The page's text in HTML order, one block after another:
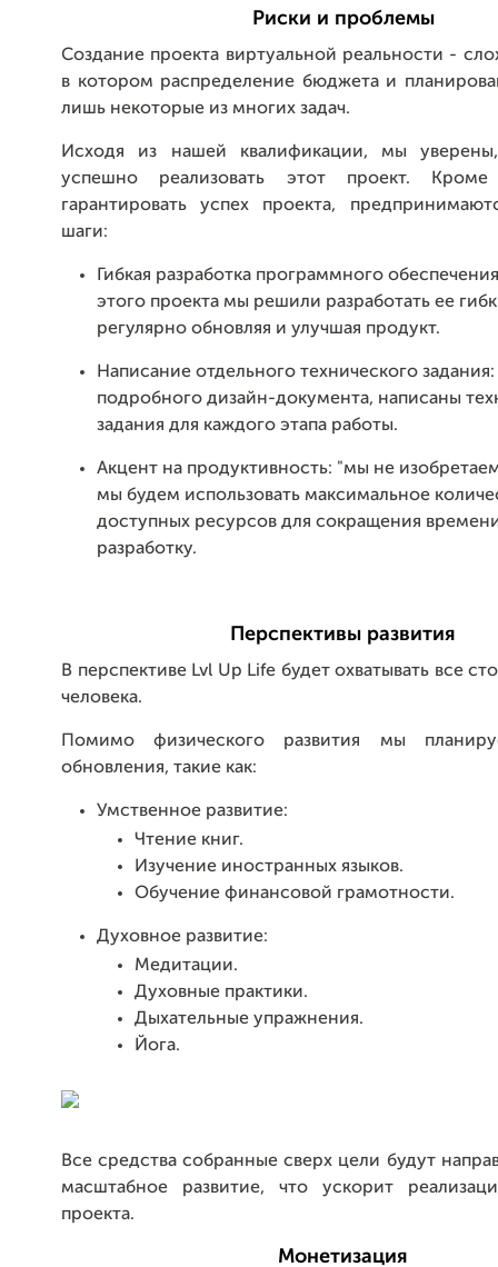
Риски и проблемы
Создание проекта виртуальной реальности -
в котором распределение бюджета и
лишь некоторые из многих задач.
Исходя из нашей квалификации, мы
успешно реализовать этот проект.
гарантировать успех проекта,
шаги:
Гибкая разработка программного
этого проекта мы решили разработать ее
регулярно обновляя и улучшая продукт.
Написание отдельного технического
подробного дизайн-документа, написаны
задания для каждого этапа работы.
Акцент на продуктивность: "мы не
мы будем использовать максимальное
доступных ресурсов для сокращения
разработку.
Перспективы развития
В перспективе Lvl Up Life будет охватывать все
человека.
Помимо физического развития мы
обновления, такие как:
Умственное развитие:
Чтение книг.
Изучение иностранных языков.
Обучение финансовой грамотности.
Духовное развитие:
Медитации.
Духовные практики.
Дыхательные упражнения.
Йога.
Все средства собранные сверх цели будут
масштабное развитие, что ускорит
проекта.
Монетизация